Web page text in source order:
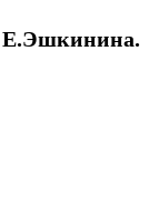
Е.Эшкинина.